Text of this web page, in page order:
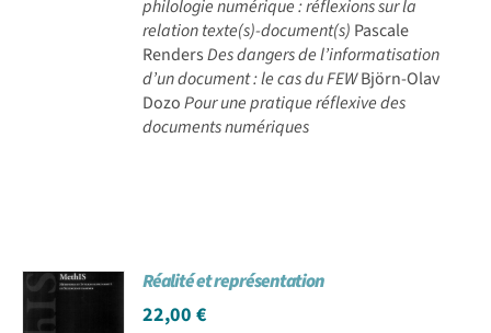
philologie numérique : réflexions sur la
relation texte(s)-document(s) Pascale
RendersDes dangers de l’informatisation
d’un document : le cas du FEWBjörn-Olav
DozoPour une pratique réflexive des
documents numériques
Réalité et représentation
22,00€